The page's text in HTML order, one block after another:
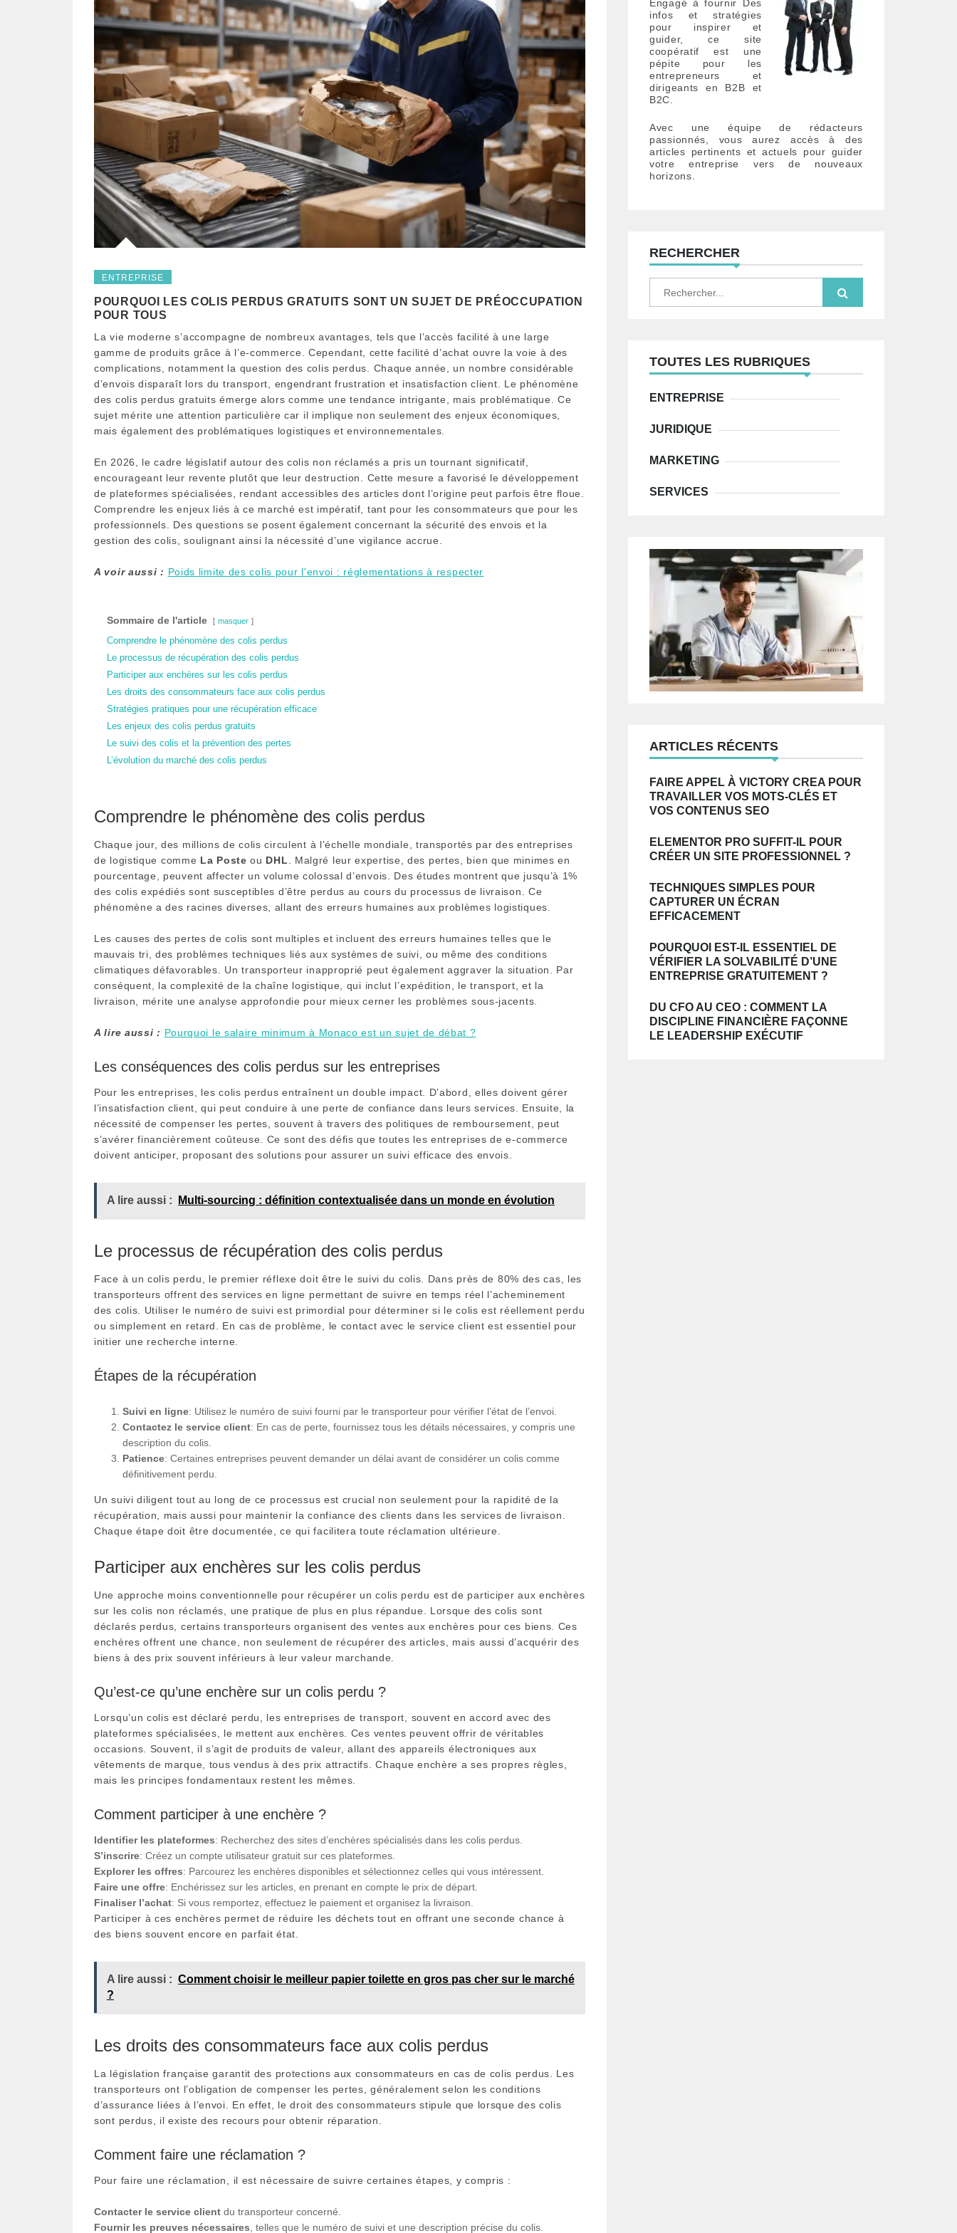
ENTREPRISE
POURQUOI LES COLIS PERDUS GRATUITS SONT UN SUJET DE PRÉOCCUPATION
POUR TOUS
La vie moderne s’accompagne de nombreux avantages, tels que l’accès facilité à une large
gamme de produits grâce à l’e-commerce. Cependant, cette facilité d’achat ouvre la voie à des
complications, notamment la question des colis perdus. Chaque année, un nombre considérable
d’envois disparaît lors du transport, engendrant frustration et insatisfaction client. Le phénomène
des colis perdus gratuits émerge alors comme une tendance intrigante, mais problématique. Ce
sujet mérite une attention particulière car il implique non seulement des enjeux économiques,
mais également des problématiques logistiques et environnementales.
En 2026, le cadre législatif autour des colis non réclamés a pris un tournant significatif,
encourageant leur revente plutôt que leur destruction. Cette mesure a favorisé le développement
de plateformes spécialisées, rendant accessibles des articles dont l’origine peut parfois être floue.
Comprendre les enjeux liés à ce marché est impératif, tant pour les consommateurs que pour les
professionnels. Des questions se posent également concernant la sécurité des envois et la
gestion des colis, soulignant ainsi la nécessité d’une vigilance accrue.
A voir aussi : Poids limite des colis pour l'envoi : réglementations à respecter
Sommaire de l'article masquer
Comprendre le phénomène des colis perdus
Le processus de récupération des colis perdus
Participer aux enchères sur les colis perdus
Les droits des consommateurs face aux colis perdus
Stratégies pratiques pour une récupération efficace
Les enjeux des colis perdus gratuits
Le suivi des colis et la prévention des pertes
L’évolution du marché des colis perdus
Comprendre le phénomène des colis perdus
Chaque jour, des millions de colis circulent à l’échelle mondiale, transportés par des entreprises
de logistique comme La Poste ou DHL . Malgré leur expertise, des pertes, bien que minimes en
pourcentage, peuvent affecter un volume colossal d’envois. Des études montrent que jusqu’à 1%
des colis expédiés sont susceptibles d’être perdus au cours du processus de livraison. Ce
phénomène a des racines diverses, allant des erreurs humaines aux problèmes logistiques.
Les causes des pertes de colis sont multiples et incluent des erreurs humaines telles que le
mauvais tri, des problèmes techniques liés aux systèmes de suivi, ou même des conditions
climatiques défavorables. Un transporteur inapproprié peut également aggraver la situation. Par
conséquent, la complexité de la chaîne logistique, qui inclut l’expédition, le transport, et la
livraison, mérite une analyse approfondie pour mieux cerner les problèmes sous-jacents.
A lire aussi : Pourquoi le salaire minimum à Monaco est un sujet de débat ?
Les conséquences des colis perdus sur les entreprises
Pour les entreprises, les colis perdus entraînent un double impact. D’abord, elles doivent gérer
l’insatisfaction client, qui peut conduire à une perte de confiance dans leurs services. Ensuite, la
nécessité de compenser les pertes, souvent à travers des politiques de remboursement, peut
s’avérer financièrement coûteuse. Ce sont des défis que toutes les entreprises de e-commerce
doivent anticiper, proposant des solutions pour assurer un suivi efficace des envois.
A lire aussi : Multi-sourcing : définition contextualisée dans un monde en évolution
Le processus de récupération des colis perdus
Face à un colis perdu, le premier réflexe doit être le suivi du colis. Dans près de 80% des cas, les
transporteurs offrent des services en ligne permettant de suivre en temps réel l’acheminement
des colis. Utiliser le numéro de suivi est primordial pour déterminer si le colis est réellement perdu
ou simplement en retard. En cas de problème, le contact avec le service client est essentiel pour
initier une recherche interne.
Étapes de la récupération
Suivi en ligne: Utilisez le numéro de suivi fourni par le transporteur pour vérifier l’état de l’envoi.
Contactez le service client: En cas de perte, fournissez tous les détails nécessaires, y compris une
description du colis.
Patience: Certaines entreprises peuvent demander un délai avant de considérer un colis comme
définitivement perdu.
Un suivi diligent tout au long de ce processus est crucial non seulement pour la rapidité de la
récupération, mais aussi pour maintenir la confiance des clients dans les services de livraison.
Chaque étape doit être documentée, ce qui facilitera toute réclamation ultérieure.
Participer aux enchères sur les colis perdus
Une approche moins conventionnelle pour récupérer un colis perdu est de participer aux enchères
sur les colis non réclamés, une pratique de plus en plus répandue. Lorsque des colis sont
déclarés perdus, certains transporteurs organisent des ventes aux enchères pour ces biens. Ces
enchères offrent une chance, non seulement de récupérer des articles, mais aussi d’acquérir des
biens à des prix souvent inférieurs à leur valeur marchande.
Qu’est-ce qu’une enchère sur un colis perdu ?
Lorsqu’un colis est déclaré perdu, les entreprises de transport, souvent en accord avec des
plateformes spécialisées, le mettent aux enchères. Ces ventes peuvent offrir de véritables
occasions. Souvent, il s’agit de produits de valeur, allant des appareils électroniques aux
vêtements de marque, tous vendus à des prix attractifs. Chaque enchère a ses propres règles,
mais les principes fondamentaux restent les mêmes.
Comment participer à une enchère ?
Identifier les plateformes: Recherchez des sites d’enchères spécialisés dans les colis perdus.
S’inscrire: Créez un compte utilisateur gratuit sur ces plateformes.
Explorer les offres: Parcourez les enchères disponibles et sélectionnez celles qui vous intéressent.
Faire une offre: Enchérissez sur les articles, en prenant en compte le prix de départ.
Finaliser l’achat: Si vous remportez, effectuez le paiement et organisez la livraison.
Participer à ces enchères permet de réduire les déchets tout en offrant une seconde chance à
des biens souvent encore en parfait état.
A lire aussi : Comment choisir le meilleur papier toilette en gros pas cher sur le marché
?
Les droits des consommateurs face aux colis perdus
La législation française garantit des protections aux consommateurs en cas de colis perdus. Les
transporteurs ont l’obligation de compenser les pertes, généralement selon les conditions
d’assurance liées à l’envoi. En effet, le droit des consommateurs stipule que lorsque des colis
sont perdus, il existe des recours pour obtenir réparation.
Comment faire une réclamation ?
Pour faire une réclamation, il est nécessaire de suivre certaines étapes, y compris :
Contacter le service client du transporteur concerné.
Fournir les preuves nécessaires , telles que le numéro de suivi et une description précise du colis.
Engagé à fournir Des
infos et stratégies
pour inspirer et
guider, ce site
coopératif est une
pépite pour les
entrepreneurs et
dirigeants en B2B et
B2C.
Avec une équipe de rédacteurs
passionnés, vous aurez accès à des
articles pertinents et actuels pour guider
votre entreprise vers de nouveaux
horizons.
RECHERCHER
a
f
o
:
TOUTES LES RUBRIQUES
ENTREPRISE
JURIDIQUE
MARKETING
SERVICES
ARTICLES RÉCENTS
FAIRE APPEL À VICTORY CREA POUR
TRAVAILLER VOS MOTS-CLÉS ET
VOS CONTENUS SEO
ELEMENTOR PRO SUFFIT-IL POUR
CRÉER UN SITE PROFESSIONNEL ?
TECHNIQUES SIMPLES POUR
CAPTURER UN ÉCRAN
EFFICACEMENT
POURQUOI EST-IL ESSENTIEL DE
VÉRIFIER LA SOLVABILITÉ D’UNE
ENTREPRISE GRATUITEMENT ?
DU CFO AU CEO : COMMENT LA
DISCIPLINE FINANCIÈRE FAÇONNE
LE LEADERSHIP EXÉCUTIF